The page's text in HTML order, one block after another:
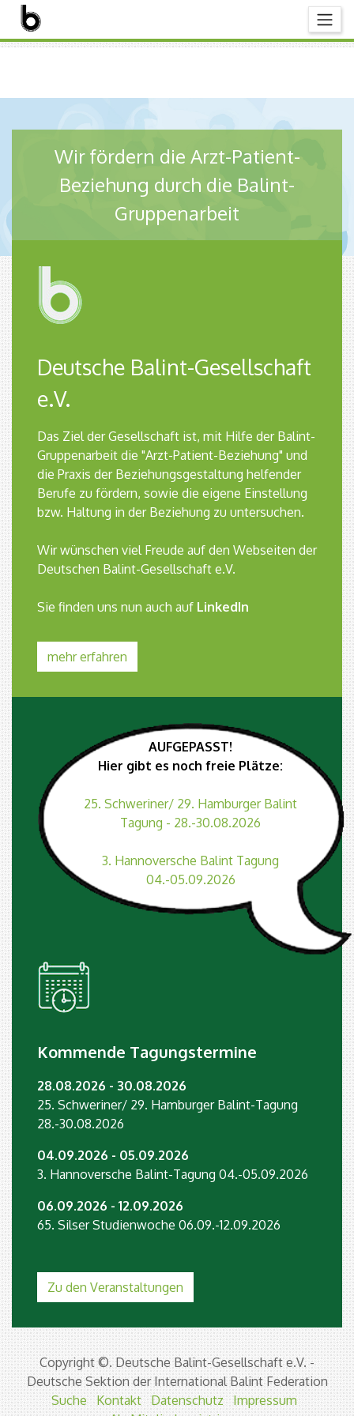
Wir fördern die Arzt-Patient-
Beziehung durch die Balint-
Gruppenarbeit
Deutsche Balint-Gesellschaft
e.V.
Das Ziel der Gesellschaft ist, mit Hilfe der Balint-
Gruppenarbeit die "Arzt-Patient-Beziehung" und
die Praxis der Beziehungsgestaltung helfender
Berufe zu fördern, sowie die eigene Einstellung
bzw. Haltung in der Beziehung zu untersuchen.
Wir wünschen viel Freude auf den Webseiten der
Deutschen Balint-Gesellschaft e.V.
Sie finden uns nun auch auf LinkedIn
mehr erfahren
AUFGEPASST!
Hier gibt es noch freie Plätze:
25. Schweriner/ 29. Hamburger Balint
Tagung - 28.-30.08.2026
3. Hannoversche Balint Tagung
04.-05.09.2026
Kommende Tagungstermine
28.08.2026 - 30.08.2026
25. Schweriner/ 29. Hamburger Balint-Tagung
28.-30.08.2026
04.09.2026 - 05.09.2026
3. Hannoversche Balint-Tagung 04.-05.09.2026
06.09.2026 - 12.09.2026
65. Silser Studienwoche 06.09.-12.09.2026
Zu den Veranstaltungen
Copyright ©. Deutsche Balint-Gesellschaft e.V. -
Deutsche Sektion der International Balint Federation
Suche
Kontakt Datenschutz
Impressum